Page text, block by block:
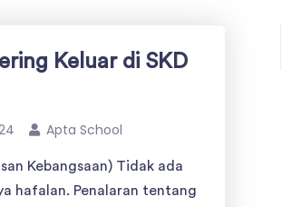
Keluar di SKD
Apta School
Kebangsaan) Tidak ada
hafalan. Penalaran tentang